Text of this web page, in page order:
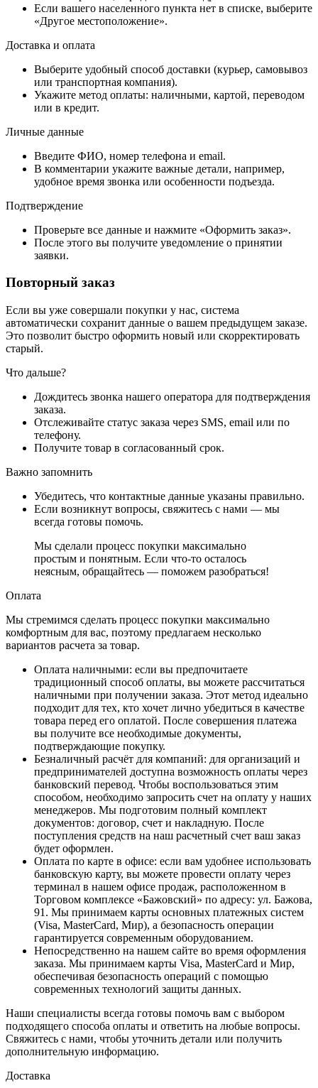
Если вашего населенного пункта нет в списке, выберите
«Другое местоположение».
Доставка и оплата
Выберите удобный способ доставки (курьер, самовывоз
или транспортная компания).
Укажите метод оплаты: наличными, картой, переводом
или в кредит.
Личные данные
Введите ФИО, номер телефона и email.
В комментарии укажите важные детали, например,
удобное время звонка или особенности подъезда.
Подтверждение
Проверьте все данные и нажмите «Оформить заказ».
После этого вы получите уведомление о принятии
заявки.
Повторный заказ
Если вы уже совершали покупки у нас, система
автоматически сохранит данные о вашем предыдущем заказе.
Это позволит быстро оформить новый или скорректировать
старый.
Что дальше?
Дождитесь звонка нашего оператора для подтверждения
заказа.
Отслеживайте статус заказа через SMS, email или по
телефону.
Получите товар в согласованный срок.
Важно запомнить
Убедитесь, что контактные данные указаны правильно.
Если возникнут вопросы, свяжитесь с нами — мы
всегда готовы помочь.
Мы сделали процесс покупки максимально
простым и понятным. Если что-то осталось
неясным, обращайтесь — поможем разобраться!
Оплата
Мы стремимся сделать процесс покупки максимально
комфортным для вас, поэтому предлагаем несколько
вариантов расчета за товар.
Оплата наличными: если вы предпочитаете
традиционный способ оплаты, вы можете рассчитаться
наличными при получении заказа. Этот метод идеально
подходит для тех, кто хочет лично убедиться в качестве
товара перед его оплатой. После совершения платежа
вы получите все необходимые документы,
подтверждающие покупку.
Безналичный расчёт для компаний: для организаций и
предпринимателей доступна возможность оплаты через
банковский перевод. Чтобы воспользоваться этим
способом, необходимо запросить счет на оплату у наших
менеджеров. Мы подготовим полный комплект
документов: договор, счет и накладную. После
поступления средств на наш расчетный счет ваш заказ
будет оформлен.
Оплата по карте в офисе: если вам удобнее использовать
банковскую карту, вы можете провести оплату через
терминал в нашем офисе продаж, расположенном в
Торговом комплексе «Бажовский» по адресу: ул. Бажова,
91. Мы принимаем карты основных платежных систем
(Visa, MasterCard, Мир), а безопасность операции
гарантируется современным оборудованием.
Непосредственно на нашем сайте во время оформления
заказа. Мы принимаем карты Visa, MasterCard и Мир,
обеспечивая безопасность операций с помощью
современных технологий защиты данных.
Наши специалисты всегда готовы помочь вам с выбором
подходящего способа оплаты и ответить на любые вопросы.
Свяжитесь с нами, чтобы уточнить детали или получить
дополнительную информацию.
Доставка